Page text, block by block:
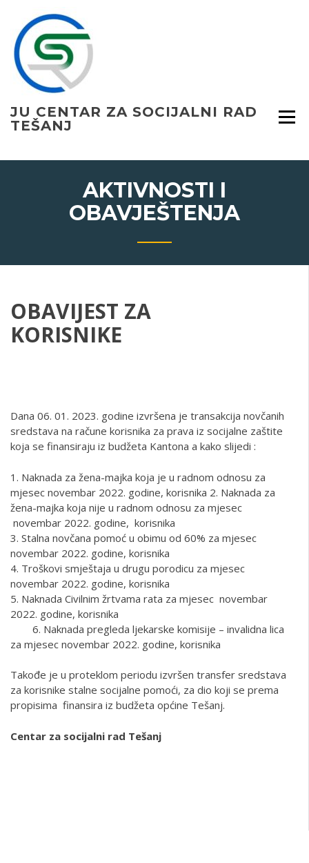
content
JU CENTAR ZA SOCIJALNI RAD
TEŠANJ
AKTIVNOSTI I
OBAVJEŠTENJA
OBAVIJEST ZA
Dana 06. 01. 2023. godine izvršena je transakcija novčanih
sredstava na račune korisnika za prava iz socijalne zaštite
koja se finansiraju iz budžeta Kantona a kako slijedi :
1. Naknada za žena-majka koja je u radnom odnosu za
mjesec novembar 2022. godine, korisnika 2. Naknada za
žena-majka koja nije u radnom odnosu za mjesec
novembar 2022. godine, korisnika
3. Stalna novčana pomoć u obimu od 60% za mjesec
novembar 2022. godine, korisnika
4. Troškovi smještaja u drugu porodicu za mjesec
novembar 2022. godine, korisnika
5. Naknada Civilnim žrtvama rata za mjesec novembar
2022. godine, korisnika
6. Naknada pregleda ljekarske komisije – invalidna lica
za mjesec novembar 2022. godine, korisnika
Takođe je u proteklom periodu izvršen transfer sredstava
za korisnike stalne socijalne pomoći, za dio koji se prema
propisima finansira iz budžeta općine Tešanj.
Centar za socijalni rad Tešanj